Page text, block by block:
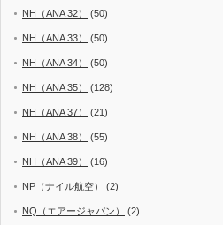
NH（ANA 32） (50)
NH（ANA 33） (50)
NH（ANA 34） (50)
NH（ANA 35） (128)
NH（ANA 37） (21)
NH（ANA 38） (55)
NH（ANA 39） (16)
NP（ナイル航空） (2)
NQ（エアージャパン） (2)